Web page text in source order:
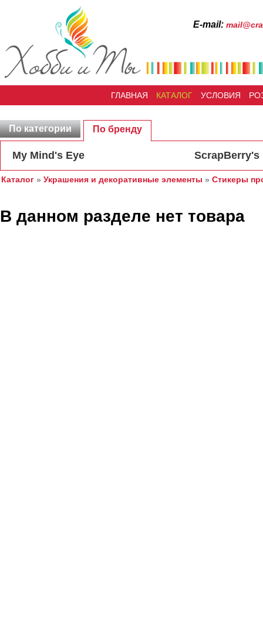
Е-mail:
ГЛАВНАЯ КАТАЛОГ УСЛОВИЯ
По категории По бренду
My Mind's Eye ScrapBerry's
Каталог » Украшения и декоративные элементы » Стикеры
В данном разделе нет товара